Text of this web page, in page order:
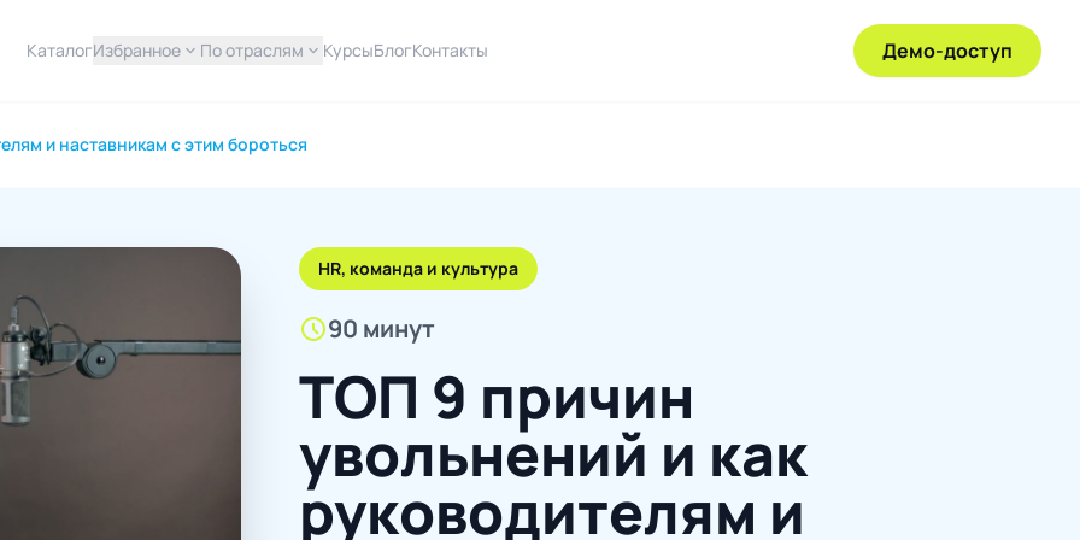
КаталогИзбранное expand_more По отраслям expand_more КурсыБлогКонтакты Демо-доступ
и наставникам с этим бороться
HR, команда и культура
schedule90 минут
ТОП 9 причин
увольнений и как
руководителям и